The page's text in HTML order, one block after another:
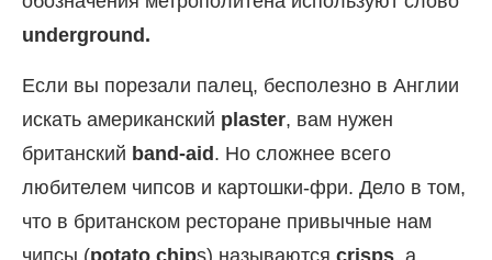
underground.
Если вы порезали палец, бесполезно в Англии
искать американский plaster, вам нужен
британский band-aid. Но сложнее всего
любителем чипсов и картошки-фри. Дело в том,
что в британском ресторане привычные нам
чипсы (potato chips) называются crisps, а